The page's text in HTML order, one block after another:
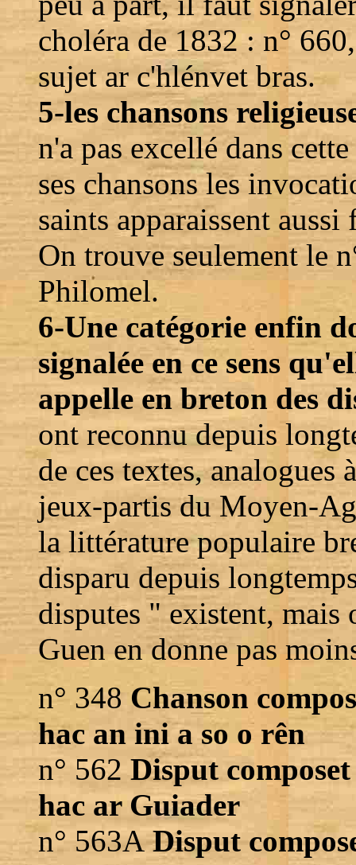
choléra de 1832 : n°
sujet ar c'hlénvet bras.
5-les chansons
n'a pas excellé dans
ses chansons les
saints apparaissent
On trouve seulement le
Philomel.
6-Une catégorie enfin
signalée en ce sens
appelle en breton des
ont reconnu depuis
de ces textes, analogues
jeux-partis du Moyen-
la littérature populaire
disparu depuis
disputes " existent, mais
Guen en donne pas
n° 348Chanson
hac an ini a so o rên
n° 562 Disput
hac ar Guiader
n° 563ADisput